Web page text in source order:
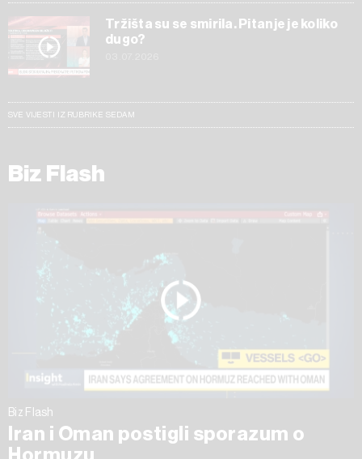
Tržišta su se smirila. Pitanje je koliko
dugo?
SVE VIJESTI IZ RUBRIKE SEDAM
Biz Flash
Biz Flash
Iran i Oman postigli sporazum o